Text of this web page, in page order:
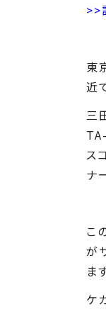
>>
東
近
三
ス
ナ
こ
が
ま
ケ